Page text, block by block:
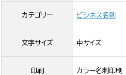
カテゴリー ビジネス名刺
文字サイズ 中サイズ
印刷 カラー名刺印刷